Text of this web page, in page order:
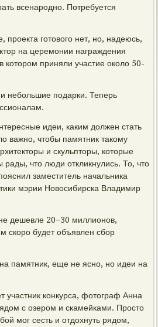
всенародно. Потребуется
готового нет, но, надеюсь,
на церемонии награждения
котором приняли участие около 50-
небольшие подарки. Теперь
идеи, каким должен стать
важно, чтобы памятник такому
и скульпторы, которые
что люди откликнулись. То, что
заместитель начальника
мэрии Новосибирска Владимир
дешевле 20−30 миллионов,
скоро будет объявлен сбор
памятник, еще не ясно, но идеи на
участник конкурса, фотограф Анна
с озером и скамейками. Просто
мог сесть и отдохнуть рядом,